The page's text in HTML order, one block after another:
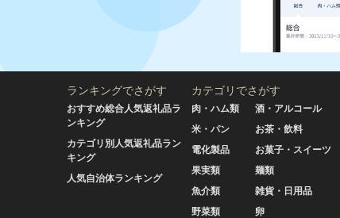
ランキングでさがす
おすすめ総合人気返礼品ラ
ンキング
カテゴリ別人気返礼品ラン
キング
人気自治体ランキング
カテゴリでさがす
肉・ハム類
米・パン
電化製品
果実類
魚介類
野菜類
酒・アルコール
お茶・飲料
お菓子・スイーツ
麺類
雑貨・日用品
卵